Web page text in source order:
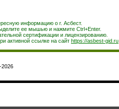
информацию о г. Асбест.
ее мышью и нажмите Ctrl+Enter.
сертификации и лицензированию.
активной ссылке на сайт https://asbest-gid.ru
2026